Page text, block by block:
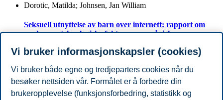
Dorotic, Matilda; Johnsen, Jan William
Seksuell utnyttelse av barn over internett: rapport om
analyse av teknologiske faktorer som påvirker
barn over internett.
2022
Sande, Jon Bingen; Abrahamsen, Morten H.; Wathne,
Vi bruker informasjonskapsler (cookies)
Vi bruker både egne og tredjeparters cookies når du
besøker nettsiden vår. Formålet er å forbedre din
brukeropplevelse (funksjonsforbedring, statistikk og